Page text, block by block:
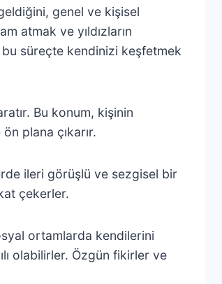
genel ve kişisel
atmak ve yıldızların
süreçte kendinizi keşfetmek
Bu konum, kişinin
plana çıkarır.
ileri görüşlü ve sezgisel bir
çekerler.
ortamlarda kendilerini
olabilirler. Özgün fikirler ve